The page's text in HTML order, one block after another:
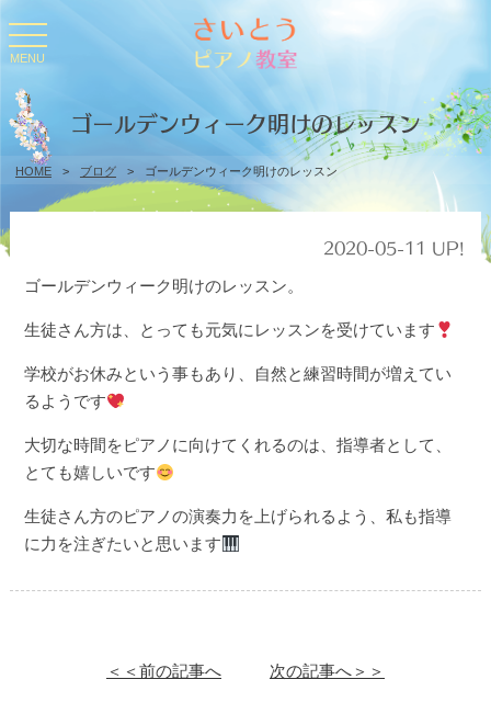
toggle
navigation
MENU
HOME > ブログ > ゴールデンウィーク明けのレッスン
ゴールデンウィーク明けのレッスン
2020-05-11 UP!
ゴールデンウィーク明けのレッスン。
生徒さん方は、とっても元気にレッスンを受けています
学校がお休みという事もあり、自然と練習時間が増えてい
るようです
大切な時間をピアノに向けてくれるのは、指導者として、
とても嬉しいです
生徒さん方のピアノの演奏力を上げられるよう、私も指導
に力を注ぎたいと思います
＜＜前の記事へ 次の記事へ＞＞